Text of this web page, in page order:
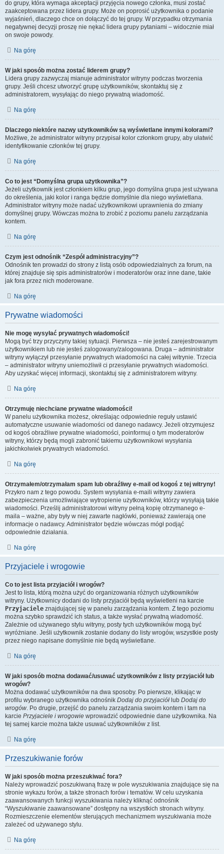
do grupy, która wymaga akceptacji przyjęcia nowego członka, musi zostać
zaakceptowana przez lidera grupy. Może on poprosić użytkownika o podanie
wyjaśnień, dlaczego chce on dołączyć do tej grupy. W przypadku otrzymania
negatywnej decyzji proszę nie nękać lidera grupy pytaniami – widocznie miał
on swoje powody.
Na górę
W jaki sposób można zostać liderem grupy?
Lidera grupy zazwyczaj mianuje administrator witryny podczas tworzenia
grupy. Jeśli chcesz utworzyć grupę użytkowników, skontaktuj się z
administratorem, wysyłając do niego prywatną wiadomość.
Na górę
Dlaczego niektóre nazwy użytkowników są wyświetlane innymi kolorami?
Możliwe, że administrator witryny przypisał kolor członkom grupy, aby ułatwić
identyfikowanie członków tej grupy.
Na górę
Co to jest “Domyślna grupa użytkownika”?
Jeżeli użytkownik jest członkiem kilku grup, jego domyślna grupa jest używana
do określenia, jaki kolor i ranga będzie domyślnie dla niego wyświetlana.
Administrator witryny może nadać użytkownikowi uprawnienia do zmiany
domyślnej grupy. Wówczas można to zrobić z poziomu panelu zarządzania
kontem.
Na górę
Czym jest odnośnik “Zespół administracyjny”?
Odnośnik ten prowadzi do strony z listą osób odpowiedzialnych za forum, na
której znajduje się spis administratorów i moderatorów oraz inne dane, takie
jak fora przez nich moderowane.
Na górę
Prywatne wiadomości
Nie mogę wysyłać prywatnych wiadomości!
Mogą być trzy przyczyny takiej sytuacji. Pierwsza – nie jesteś zarejestrowanym
użytkownikiem lub nie jesteś zalogowany/zalogowana. Druga – administrator
witryny wyłączył przesyłanie prywatnych wiadomości na całej witrynie. Trzecia
– administrator witryny uniemożliwił ci przesyłanie prywatnych wiadomości.
Aby uzyskać więcej informacji, skontaktuj się z administratorem witryny.
Na górę
Otrzymuję niechciane prywatne wiadomości!
W panelu użytkownika możesz, określając odpowiednie reguły ustawić
automatyczne usuwanie wiadomości od danego nadawcy. Jeżeli otrzymujesz
od kogoś obraźliwe prywatne wiadomości, poinformuj o tym moderatorów
witryny, którzy będą mogli zabronić takiemu użytkownikowi wysyłania
jakichkolwiek prywatnych wiadomości.
Na górę
Otrzymałem/otrzymałam spam lub obraźliwy e-mail od kogoś z tej witryny!
Przykro nam z tego powodu. System wysyłania e-maili witryny zawiera
zabezpieczenia umożliwiające wytropienie użytkowników, którzy wysyłają takie
wiadomości. Prześlij administratorowi witryny pełną kopię otrzymanego e-
maila – ważne, aby były w niej zawarte nagłówki, ponieważ zawierają one
informacje o nadawcy. Administrator będzie wówczas mógł podjąć
odpowiednie działania.
Na górę
Przyjaciele i wrogowie
Co to jest lista przyjaciół i wrogów?
Jest to lista, którą można użyć do organizowania różnych użytkowników
witryny. Użytkownicy dodani do listy przyjaciół będą wyświetleni na karcie
Przyjaciele znajdującej się w panelu zarządzania kontem. Z tego poziomu
można szybko sprawdzić ich status, a także wysłać prywatną wiadomość.
Zależnie od używanego stylu witryny, posty tych użytkowników mogą być
wyróżniane. Jeśli użytkownik zostanie dodany do listy wrogów, wszystkie posty
przez niego napisane domyślnie nie będą wyświetlane.
Na górę
W jaki sposób można dodawać/usuwać użytkowników z listy przyjaciół lub
wrogów?
Można dodawać użytkowników na dwa sposoby. Po pierwsze, klikając w
profilu wybranego użytkownika odnośnik Dodaj do przyjaciół lub Dodaj do
wrogów. Po drugie, przejść do panelu zarządzania swoim kontem i tam na
karcie Przyjaciele i wrogowie wprowadzić odpowiednie dane użytkownika. Na
tej samej karcie można także usuwać użytkowników z list.
Na górę
Przeszukiwanie forów
W jaki sposób można przeszukiwać fora?
Należy wprowadzić poszukiwaną frazę w pole wyszukiwania znajdujące się na
stronie wykazu forów, a także stronach forów i tematów. W celu uzyskania
zaawansowanych funkcji wyszukiwania należy kliknąć odnośnik
“Wyszukiwanie zaawansowane” dostępny na wszystkich stronach witryny.
Rozmieszczenie elementów sterujących mechanizmem wyszukiwania może
zależeć od używanego stylu.
Na górę